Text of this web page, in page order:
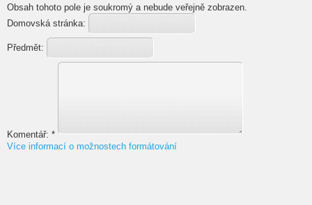
Obsah tohoto pole je soukromý a nebude veřejně zobrazen.
Domovská stránka:
Předmět:
Komentář: *
Více informací o možnostech formátování